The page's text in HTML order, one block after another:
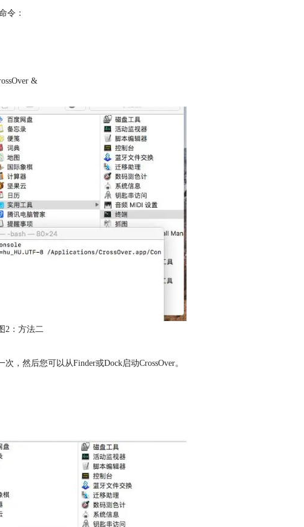
令：
&
2：方法二
，然后您可以从Finder或Dock启动CrossOver。